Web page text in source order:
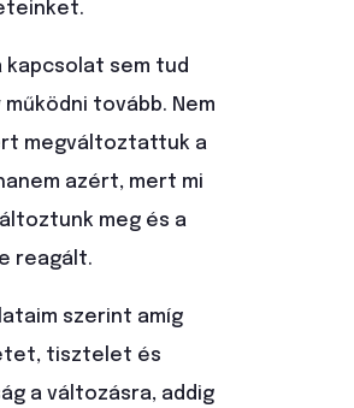
kapcsolat sem tud
működni tovább. Nem
megváltoztattuk a
azért, mert mi
meg és a
reagált.
szerint amíg
tisztelet és
a változásra, addig